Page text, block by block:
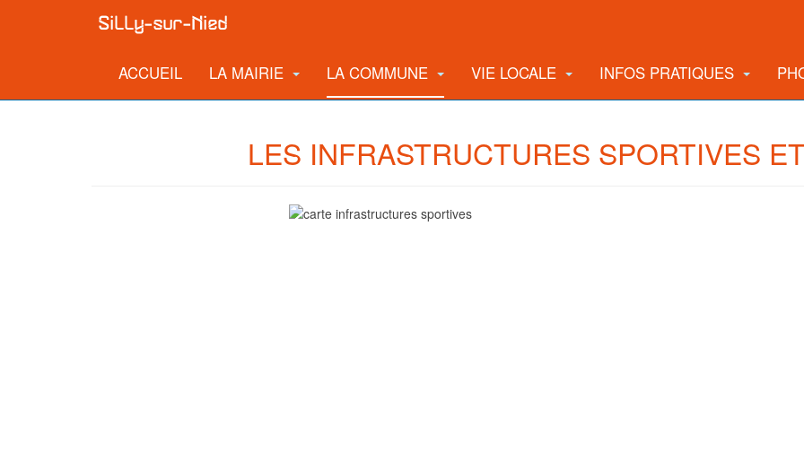
ACCUEIL LA MAIRIE LA COMMUNE VIE LOCALE INFOS PRATIQUES
LES INFRASTRUCTURES SPORTIVES